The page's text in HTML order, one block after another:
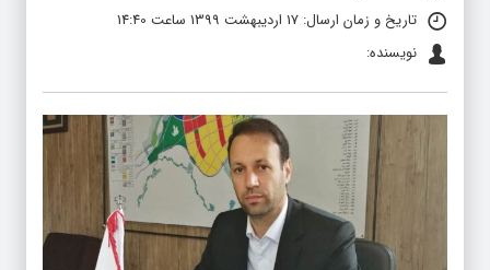
تاریخ و زمان ارسال: 17 اردیبهشت 1399 ساعت 14:40
نویسنده: